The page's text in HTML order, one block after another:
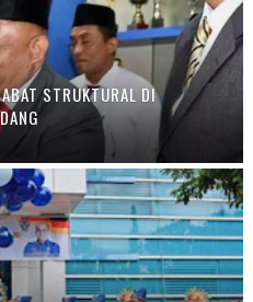
STRUKTURAL DI